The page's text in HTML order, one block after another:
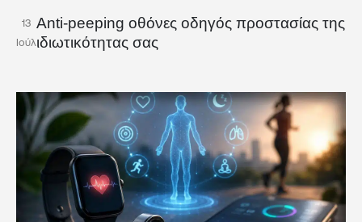
13
Ιούλ
Anti-peeping οθόνες οδηγός προστασίας της
ιδιωτικότητας σας